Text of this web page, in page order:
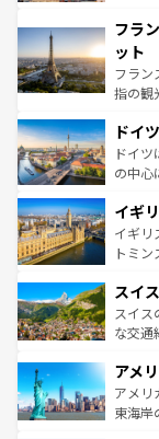
ませて
なお、
しい。
文化が
れる闘
る。首
アート
せる。
ンテン
フラ
ット
フラン
指の観
で、幅
聖堂
から魅
いる。
香り高
らに
れる地
を参照
ドイツ
ドイ
の中心
顔を持
ルリン
して
は、お酒
ドイツ
イギ
イギリ
トミ
リアご
ティ
戦など
ンツ一
スイス
スイ
な交通
の建物
博物館
ことが
アメ
アメリ
東海岸